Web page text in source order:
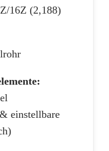
16Z (2,188)
einstellbare